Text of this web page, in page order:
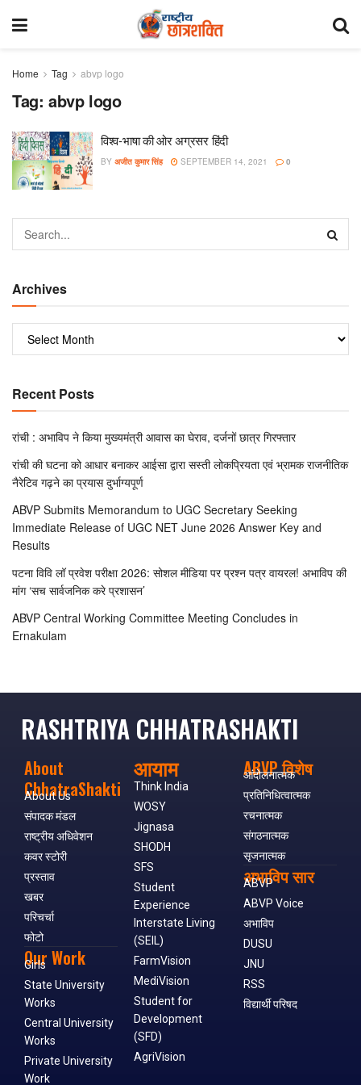
Home Tag abvp logo
Tag: abvp logo
विश्व-भाषा की ओर अग्रसर हिंदी
BY अजीत कुमार सिंह SEPTEMBER 14, 2021 0
Archives
Recent Posts
रांची : अभाविप ने किया मुख्यमंत्री आवास का घेराव, दर्जनों छात्र गिरफ्तार
रांची की घटना को आधार बनाकर आईसा द्वारा सस्ती लोकप्रियता एवं भ्रामक राजनीतिक
नैरेटिव गढ़ने का प्रयास दुर्भाग्यपूर्ण
ABVP Submits Memorandum to UGC Secretary Seeking
Immediate Release of UGC NET June 2026 Answer Key and
Results
पटना विवि लॉ प्रवेश परीक्षा 2026: सोशल मीडिया पर प्रश्न पत्र वायरल! अभाविप की
मांग ‘सच सार्वजनिक करे प्रशासन’
ABVP Central Working Committee Meeting Concludes in
Ernakulam
RASHTRIYA CHHATRASHAKTI
About
ChhatraShakti
About Us
संपादक मंडल
राष्ट्रीय अधिवेशन
कवर स्टोरी
प्रस्ताव
खबर
परिचर्चा
फोटो
Our Work
Girls
State University
Works
Central University
Works
Private University
Work
आयाम
Think India
WOSY
Jignasa
SHODH
SFS
Student
Experience
Interstate Living
(SEIL)
FarmVision
MediVision
Student for
Development
(SFD)
AgriVision
ABVP विशेष
आंदोलनात्मक
प्रतिनिधित्वात्मक
रचनात्मक
संगठनात्मक
सृजनात्मक
अभाविप सार
ABVP
ABVP Voice
अभाविप
DUSU
JNU
RSS
विद्यार्थी परिषद